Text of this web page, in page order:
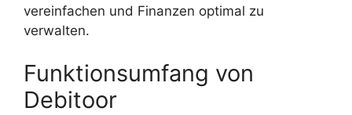
vereinfachen und Finanzen optimal zu
verwalten.
Funktionsumfang von
Debitoor